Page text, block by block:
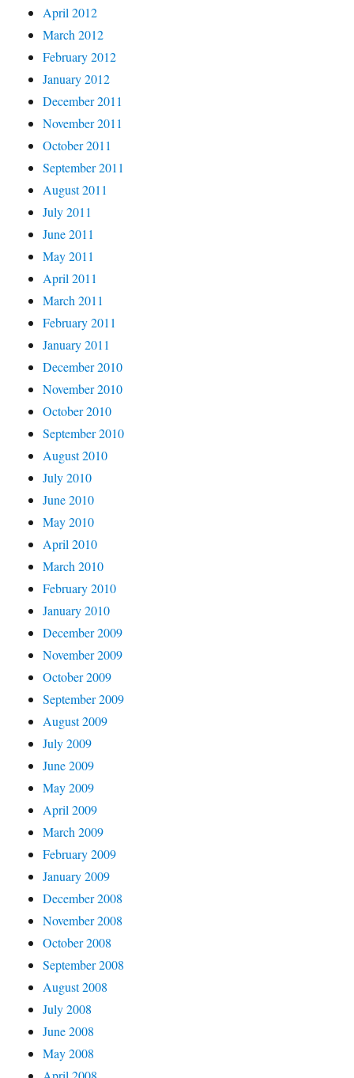
April 2012
March 2012
February 2012
January 2012
December 2011
November 2011
October 2011
September 2011
August 2011
July 2011
June 2011
May 2011
April 2011
March 2011
February 2011
January 2011
December 2010
November 2010
October 2010
September 2010
August 2010
July 2010
June 2010
May 2010
April 2010
March 2010
February 2010
January 2010
December 2009
November 2009
October 2009
September 2009
August 2009
July 2009
June 2009
May 2009
April 2009
March 2009
February 2009
January 2009
December 2008
November 2008
October 2008
September 2008
August 2008
July 2008
June 2008
May 2008